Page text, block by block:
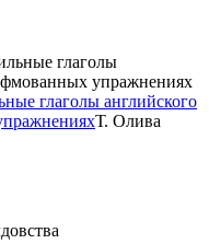
глаголы английского
Т. Олива